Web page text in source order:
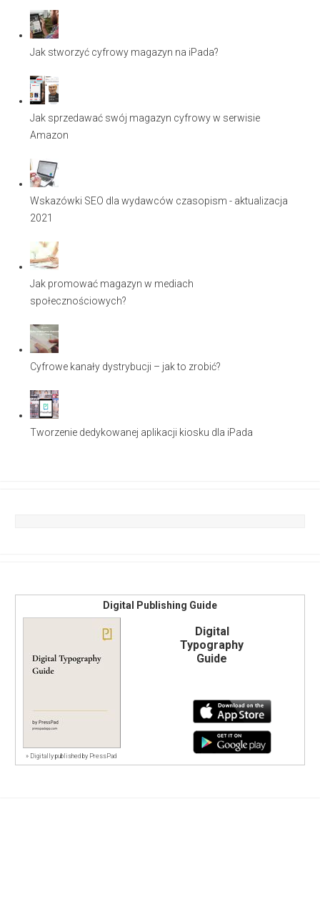
Jak stworzyć cyfrowy magazyn na iPada?
Jak sprzedawać swój magazyn cyfrowy w serwisie
Amazon
Wskazówki SEO dla wydawców czasopism - aktualizacja
2021
Jak promować magazyn w mediach
społecznościowych?
Cyfrowe kanały dystrybucji – jak to zrobić?
Tworzenie dedykowanej aplikacji kiosku dla iPada
Digital Publishing Guide
» Digitally published by PressPad
Digital
Typography
Guide